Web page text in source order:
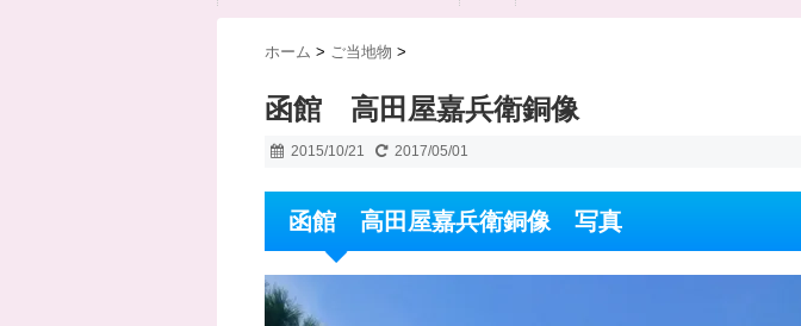
ホーム > ご当地物 >
函館 高田屋嘉兵衛銅像
2015/10/21 2017/05/01
函館 高田屋嘉兵衛銅像 写真